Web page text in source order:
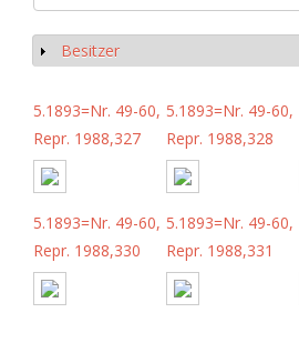
Anzeigen
Besitzer
5.1893=Nr. 49-60,
Repr. 1988,327
5.1893=Nr. 49-60,
Repr. 1988,328
5.1893=Nr. 49-60,
Repr. 1988,330
5.1893=Nr. 49-60,
Repr. 1988,331